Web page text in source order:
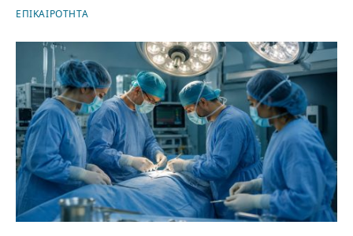
ΕΠΙΚΑΙΡΟΤΗΤΑ